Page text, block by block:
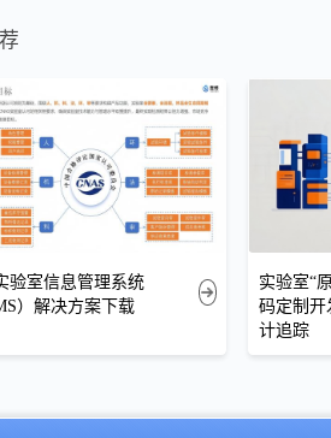
验室信息管理系统
）解决方案下载
实验室“
码定制开
计追踪